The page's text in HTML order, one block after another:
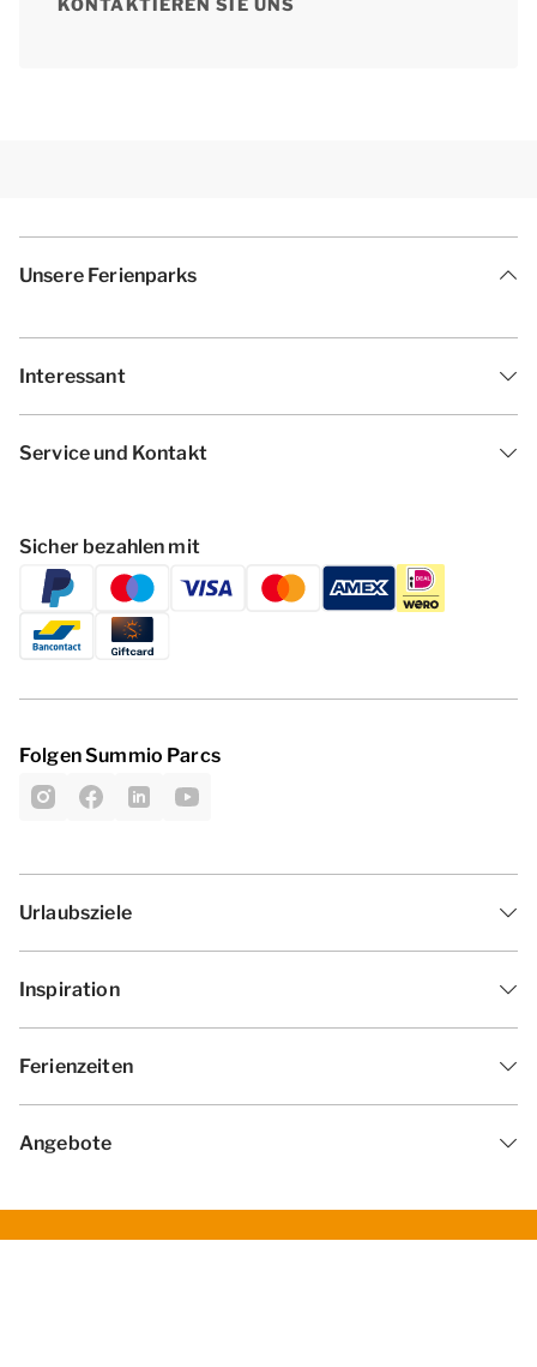
KONTAKTIEREN SIE UNS
Unsere Ferienparks
Interessant
Service und Kontakt
Sicher bezahlen mit
Folgen Summio Parcs
Urlaubsziele
Inspiration
Ferienzeiten
Angebote